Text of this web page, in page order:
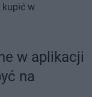
kupić w
w aplikacji
na